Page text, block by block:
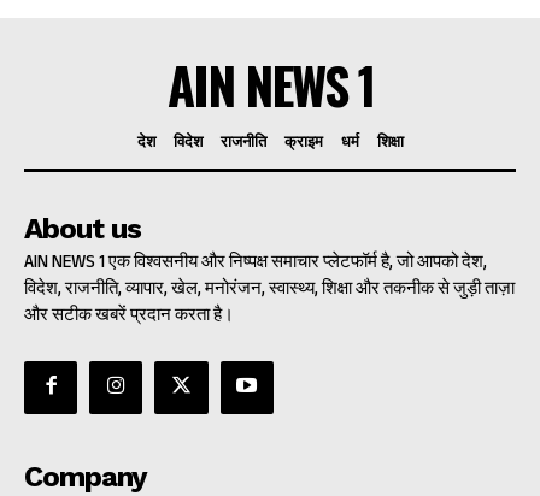
AIN NEWS 1
देश विदेश राजनीति क्राइम धर्म शिक्षा
About us
AIN NEWS 1 एक विश्वसनीय और निष्पक्ष समाचार प्लेटफॉर्म है, जो आपको देश,
विदेश, राजनीति, व्यापार, खेल, मनोरंजन, स्वास्थ्य, शिक्षा और तकनीक से जुड़ी ताज़ा
और सटीक खबरें प्रदान करता है।
Company